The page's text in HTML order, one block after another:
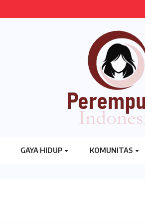
GAYA HIDUP KOMUNITAS